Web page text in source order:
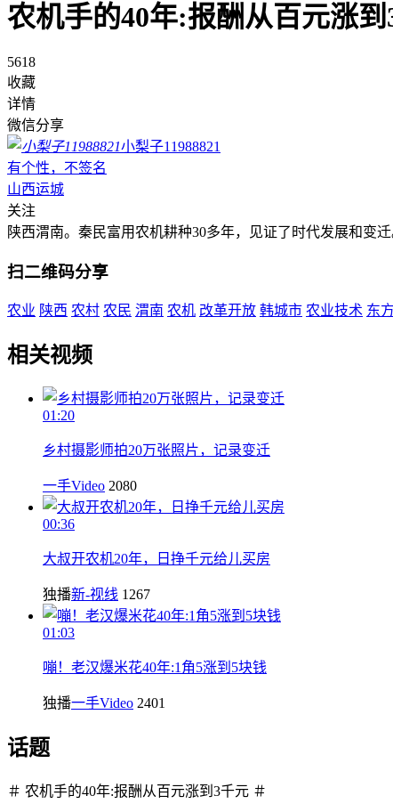
农机手的40年:报酬从百元涨到
5618
收藏
详情
微信分享
小梨子11988821
有个性，不签名
山西运城
关注
陕西渭南。秦民富用农机耕种30多年，见证了时代发展和变
扫二维码分享
农业 陕西 农村 农民 渭南 农机 改革开放 韩城市 农业技术 东
相关视频
01:20
乡村摄影师拍20万张照片，记录变迁
一手Video 2080
00:36
大叔开农机20年，日挣千元给儿买房
独播新-视线 1267
01:03
嘣！老汉爆米花40年:1角5涨到5块钱
独播一手Video 2401
话题
＃ 农机手的40年:报酬从百元涨到3千元 ＃